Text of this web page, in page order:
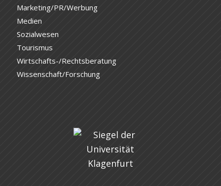
Marketing/PR/Werbung
Medien
Sozialwesen
Tourismus
Wirtschafts-/Rechtsberatung
Wissenschaft/Forschung